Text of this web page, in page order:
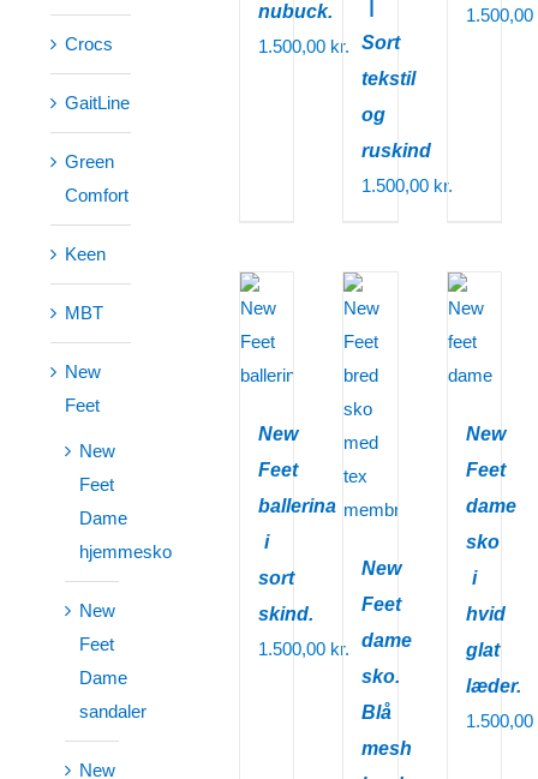
nubuck.
1.500,00 kr.
Sort
tekstil
og
ruskind
1.500,00 kr.
1.500,00
New
Feet
ballerina
i
sort
skind.
1.500,00 kr.
New
Feet
dame
sko.
Blå
mesh
New
Feet
dame
sko
i
hvid
glat
læder.
1.500,00
Crocs
GaitLine
Green
Comfort
Keen
MBT
New
Feet
New
Feet
Dame
hjemmesko
New
Feet
Dame
sandaler
New